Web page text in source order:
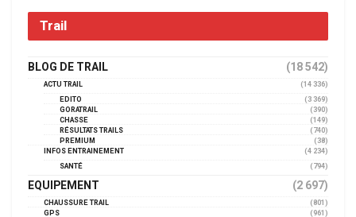
Trail
BLOG DE TRAIL (18 542)
ACTU TRAIL
(14 336)
EDITO
(3 369)
GORATRAIL
(390)
CHASSE
(149)
RÉSULTATS TRAILS
(740)
PREMIUM
(38)
INFOS ENTRAINEMENT
(4 234)
SANTÉ
(794)
EQUIPEMENT (2 697)
CHAUSSURE TRAIL
(801)
GPS
(961)